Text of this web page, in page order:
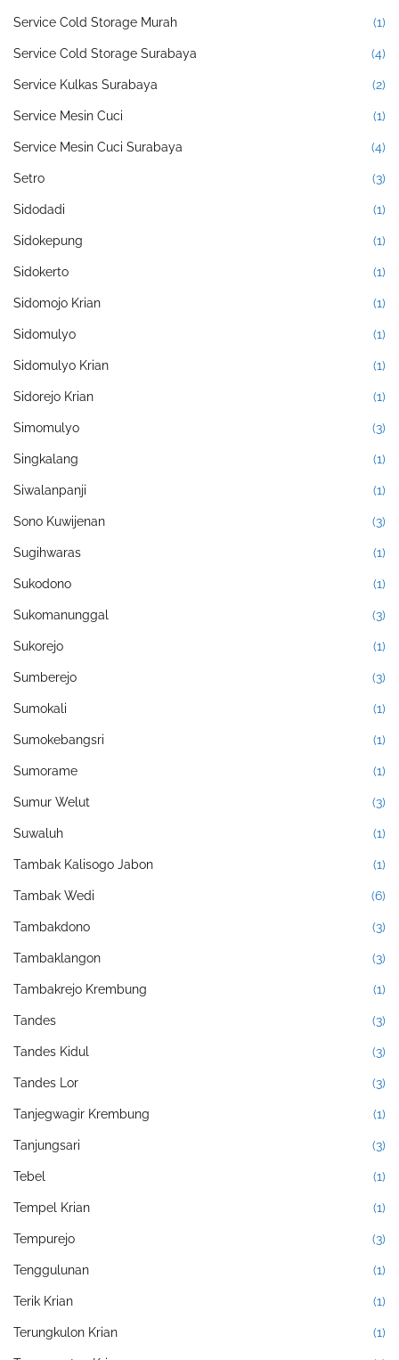
Service Cold Storage Murah (1)
Service Cold Storage Surabaya (4)
Service Kulkas Surabaya (2)
Service Mesin Cuci (1)
Service Mesin Cuci Surabaya (4)
Setro (3)
Sidodadi (1)
Sidokepung (1)
Sidokerto (1)
Sidomojo Krian (1)
Sidomulyo (1)
Sidomulyo Krian (1)
Sidorejo Krian (1)
Simomulyo (3)
Singkalang (1)
Siwalanpanji (1)
Sono Kuwijenan (3)
Sugihwaras (1)
Sukodono (1)
Sukomanunggal (3)
Sukorejo (1)
Sumberejo (3)
Sumokali (1)
Sumokebangsri (1)
Sumorame (1)
Sumur Welut (3)
Suwaluh (1)
Tambak Kalisogo Jabon (1)
Tambak Wedi (6)
Tambakdono (3)
Tambaklangon (3)
Tambakrejo Krembung (1)
Tandes (3)
Tandes Kidul (3)
Tandes Lor (3)
Tanjegwagir Krembung (1)
Tanjungsari (3)
Tebel (1)
Tempel Krian (1)
Tempurejo (3)
Tenggulunan (1)
Terik Krian (1)
Terungkulon Krian (1)